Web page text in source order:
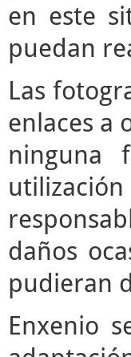
en este
puedan
Las
enlaces a
ninguna
daños
pudieran
Enxenio